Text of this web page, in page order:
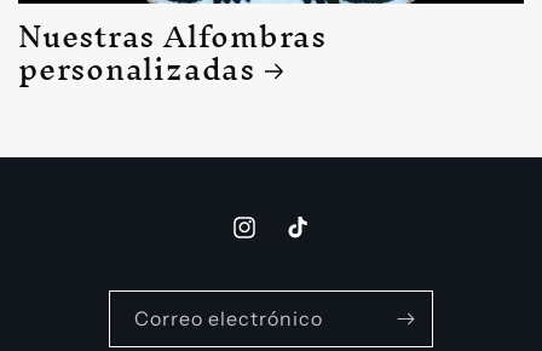
Nuestras Alfombras
personalizadas
InstagramTikTok
Correo electrónico